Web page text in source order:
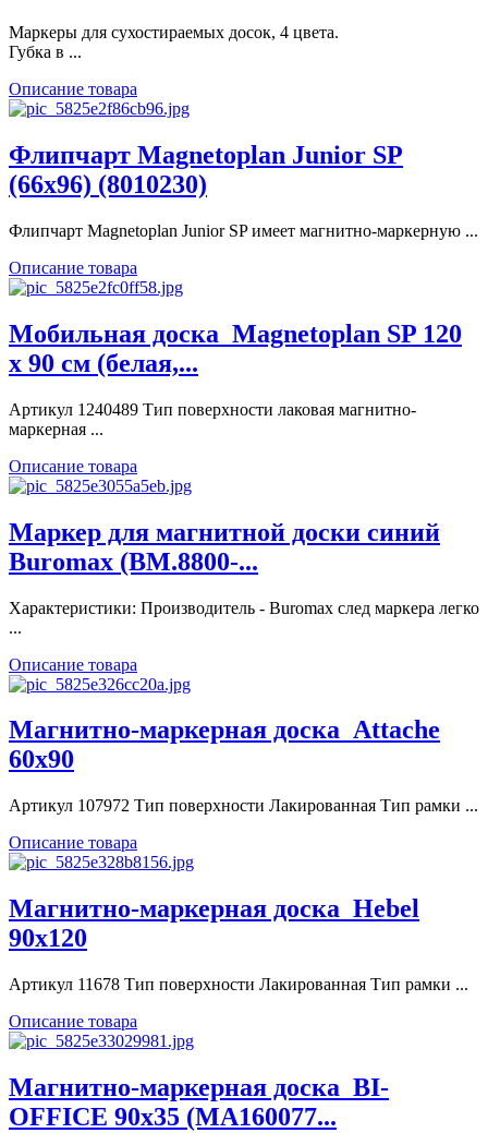
Маркеры для сухостираемых досок, 4 цвета.
Губка в ...
Описание товара
Флипчарт Magnetoplan Junior SP
(66х96) (8010230)
Флипчарт Magnetoplan Junior SP имеет магнитно-маркерную ...
Описание товара
Мобильная доска_Magnetoplan SP 120
x 90 см (белая,...
Артикул 1240489 Тип поверхности лаковая магнитно-
маркерная ...
Описание товара
Маркер для магнитной доски синий
Buromax (BM.8800-...
Характеристики: Производитель - Buromax след маркера легко
...
Описание товара
Магнитно-маркерная доска_Attache
60x90
Артикул 107972 Тип поверхности Лакированная Тип рамки ...
Описание товара
Магнитно-маркерная доска_Hebel
90x120
Артикул 11678 Тип поверхности Лакированная Тип рамки ...
Описание товара
Магнитно-маркерная доска_BI-
OFFICE 90х35 (MA160077...